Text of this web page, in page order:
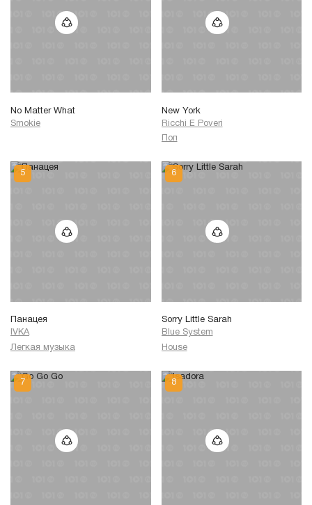
No Matter What
Smokie
New York
Ricchi E Poveri
Поп
Панацея
IVKA
Легкая музыка
Sorry Little Sarah
Blue System
House